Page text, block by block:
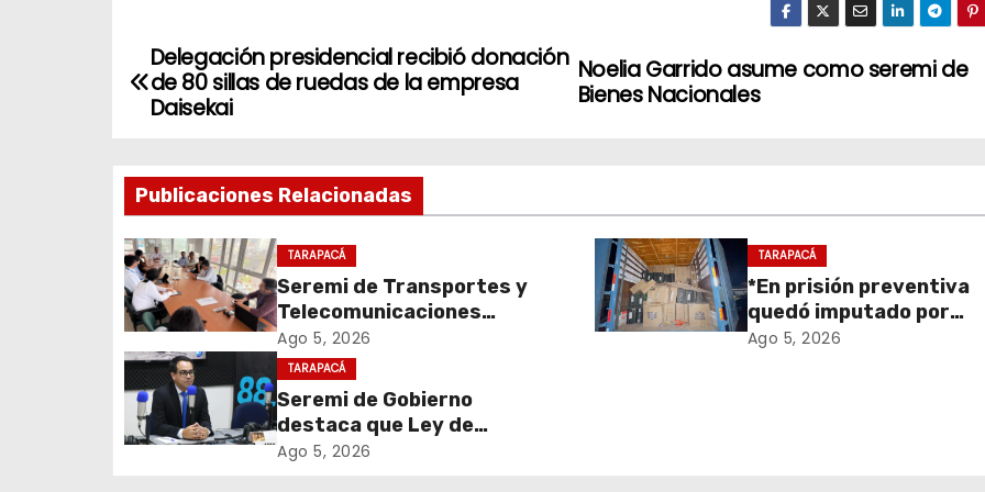
N
e
g
a
c
i
ó
Noelia Garrido asume como seremi de
Bienes Nacionales
Delegación presidencial recibió donación
de 80 sillas de ruedas de la empresa
Daisekai
Publicaciones Relacionadas
TARAPACÁ
Seremi de Transportes y
Telecomunicaciones
encabezó primera mesa de
coordinación para el retiro
de cables en desuso en
Iquique
Ago 5, 2026
TARAPACÁ
*En prisión preventiva
quedó imputado por
receptación de
Ago 5, 2026
TARAPACÁ
Seremi de Gobierno
destaca que Ley de
Reconstrucción Nacional
Ago 5, 2026